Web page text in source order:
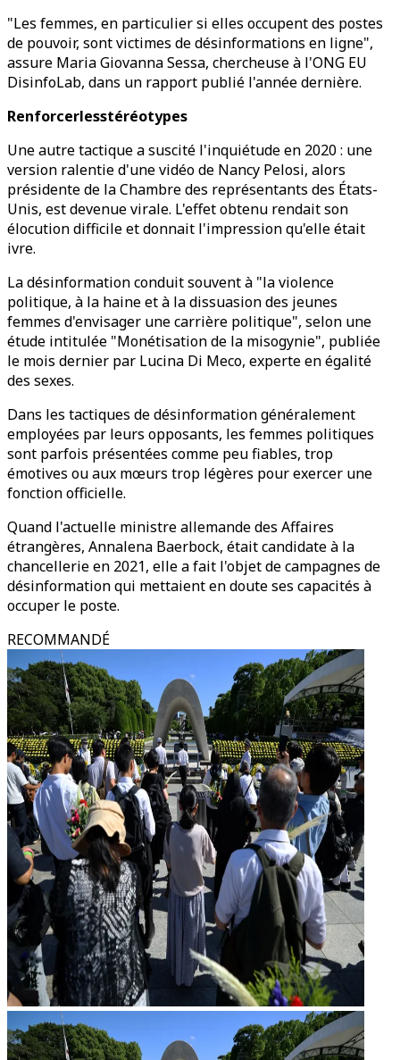
"Les femmes, en particulier si elles occupent des postes
de pouvoir, sont victimes de désinformations en ligne",
assure Maria Giovanna Sessa, chercheuse à l'ONG EU
DisinfoLab, dans un rapport publié l'année dernière.
Renforcerlesstéréotypes
Une autre tactique a suscité l'inquiétude en 2020 : une
version ralentie d'une vidéo de Nancy Pelosi, alors
présidente de la Chambre des représentants des États-
Unis, est devenue virale. L'effet obtenu rendait son
élocution difficile et donnait l'impression qu'elle était
ivre.
La désinformation conduit souvent à "la violence
politique, à la haine et à la dissuasion des jeunes
femmes d'envisager une carrière politique", selon une
étude intitulée "Monétisation de la misogynie", publiée
le mois dernier par Lucina Di Meco, experte en égalité
des sexes.
Dans les tactiques de désinformation généralement
employées par leurs opposants, les femmes politiques
sont parfois présentées comme peu fiables, trop
émotives ou aux mœurs trop légères pour exercer une
fonction officielle.
Quand l'actuelle ministre allemande des Affaires
étrangères, Annalena Baerbock, était candidate à la
chancellerie en 2021, elle a fait l'objet de campagnes de
désinformation qui mettaient en doute ses capacités à
occuper le poste.
RECOMMANDÉ